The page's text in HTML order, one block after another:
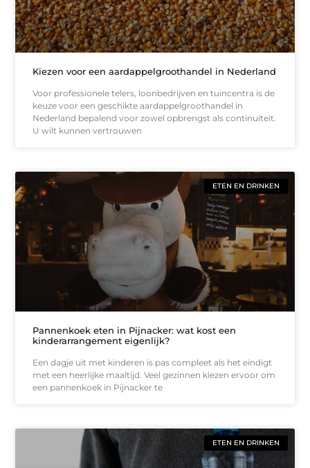
Kiezen voor een aardappelgroothandel in Nederland
Voor professionele telers, loonbedrijven en tuincentra is de
keuze voor een geschikte aardappelgroothandel in
Nederland bepalend voor zowel opbrengst als continuïteit.
U wilt kunnen vertrouwen
ETEN EN DRINKEN
Pannenkoek eten in Pijnacker: wat kost een
kinderarrangement eigenlijk?
Een dagje uit met kinderen is pas compleet als het eindigt
met een heerlijke maaltijd. Veel gezinnen kiezen ervoor om
een pannenkoek in Pijnacker te
ETEN EN DRINKEN